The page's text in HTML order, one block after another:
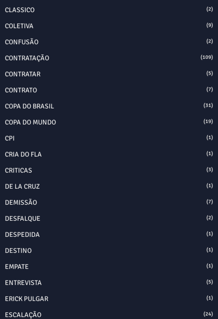
CLASSICO (2)
COLETIVA (9)
CONFUSÃO (2)
CONTRATAÇÃO (109)
CONTRATAR (5)
CONTRATO (7)
COPA DO BRASIL (31)
COPA DO MUNDO (19)
CPI (1)
CRIA DO FLA (1)
CRITICAS (3)
DE LA CRUZ (1)
DEMISSÃO (7)
DESFALQUE (2)
DESPEDIDA (1)
DESTINO (1)
EMPATE (1)
ENTREVISTA (5)
ERICK PULGAR (1)
ESCALAÇÃO (24)